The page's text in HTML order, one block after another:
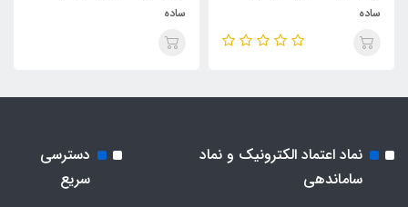
ساده
ساده
نماد اعتماد الکترونیک و نماد
ساماندهی
دسترسی
سریع